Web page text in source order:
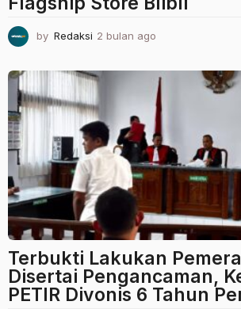
by Redaksi 2 bulan ago
l
a
n
g
o
Terbukti Lakukan
Disertai Pengancaman,
PETIR Divonis 6 Tahun